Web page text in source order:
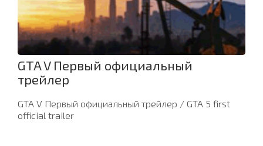
GTA V Первый официальный
трейлер
GTA V Первый официальный трейлер / GTA 5 first
official trailer